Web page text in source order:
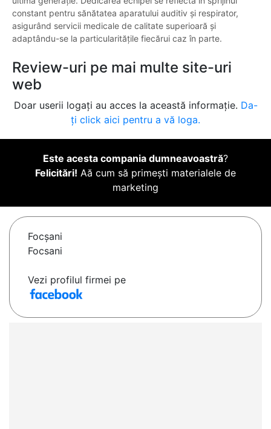
constant pentru sănătatea aparatului auditiv și respirator,
asigurând servicii medicale de calitate superioară și
adaptându-se la particularitățile fiecărui caz în parte.
Review-uri pe mai multe site-uri
web
Doar userii logați au acces la această informație. Da-
ți click aici pentru a vă loga.
Este acesta compania dumneavoastră?
Felicitări! Aă cum să primești materialele de
marketing
Focşani
Focsani
Vezi profilul firmei pe